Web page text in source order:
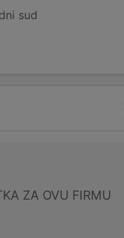
sud
ZA OVU FIRMU